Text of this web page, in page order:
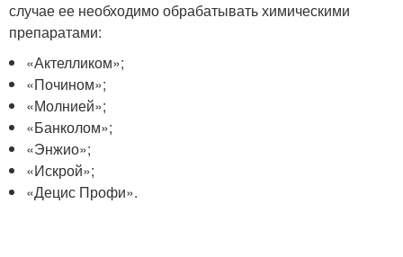
случае ее необходимо обрабатывать химическими
препаратами:
«Актелликом»;
«Почином»;
«Молнией»;
«Банколом»;
«Энжио»;
«Искрой»;
«Децис Профи».